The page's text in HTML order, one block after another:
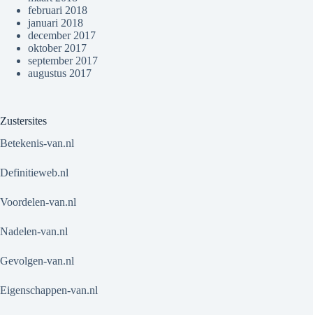
februari 2018
januari 2018
december 2017
oktober 2017
september 2017
augustus 2017
Zustersites
Betekenis-van.nl
Definitieweb.nl
Voordelen-van.nl
Nadelen-van.nl
Gevolgen-van.nl
Eigenschappen-van.nl